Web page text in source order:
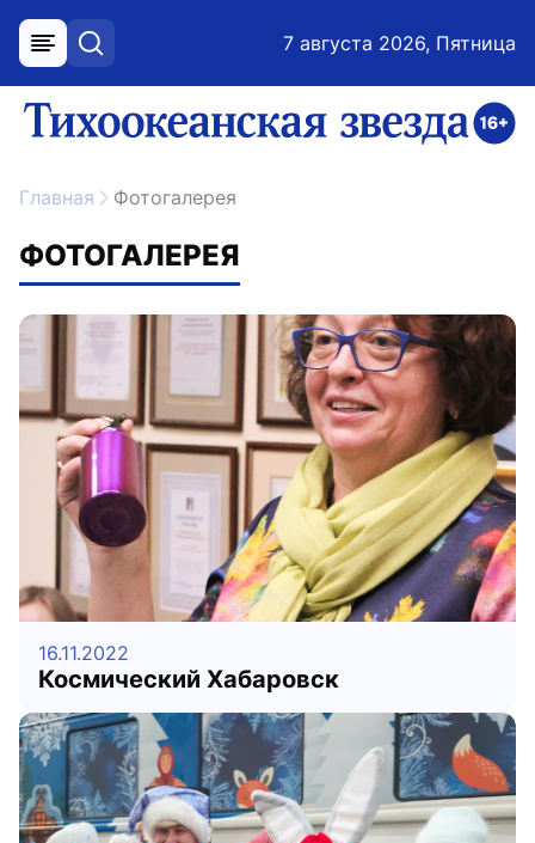
меню поиск 7 августа 2026, Пятница
ссылка на главную
Главная Фотогалерея
ФОТОГАЛЕРЕЯ
16.11.2022
Космический Хабаровск